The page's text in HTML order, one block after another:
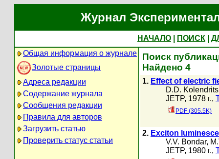
Журнал
НАЧАЛО ПОИСК
Общая информация о журнале
Золотые страницы
Адреса редакции
Содержание журнала
Сообщения редакции
Правила для авторов
Загрузить статью
Проверить статус статьи
Поиск
Найдено 4
1. Effect of electric
D.D.
JETP, 1978 г.,
PDF (305.5K)
2. Exciton
V.V. Bondar,
JETP, 1980 г.,